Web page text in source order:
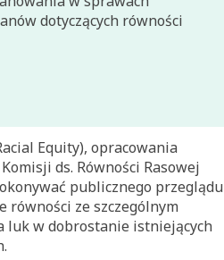
dotyczących równości
Equity), opracowania
ds. Równości Rasowej
publicznego przeglądu
równości ze szczególnym
luk w dobrostanie istniejących